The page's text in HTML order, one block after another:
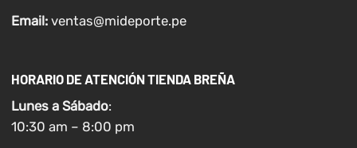
Email: ventas@mideporte.pe
HORARIO DE ATENCIÓN TIENDA BREÑA
Lunes a Sábado:
10:30 am – 8:00 pm